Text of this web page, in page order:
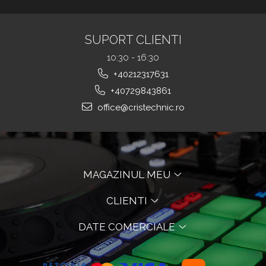
SUPORT CLIENTI
10:30 - 16:30
+40212317631
+40729843861
office@cristechnic.ro
MAGAZINUL MEU
CLIENTI
DATE COMERCIALE